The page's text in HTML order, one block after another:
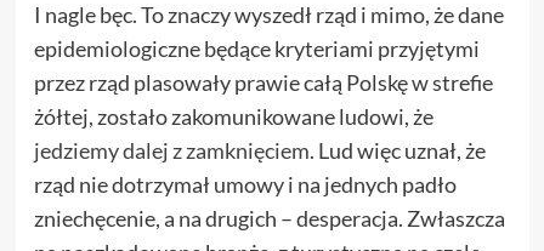
I nagle bęc. To znaczy wyszedł rząd i mimo, że dane
epidemiologiczne będące kryteriami przyjętymi
przez rząd plasowały prawie całą Polskę w strefie
żółtej, zostało zakomunikowane ludowi, że
jedziemy dalej z zamknięciem. Lud więc uznał, że
rząd nie dotrzymał umowy i na jednych padło
zniechęcenie, a na drugich – desperacja. Zwłaszcza